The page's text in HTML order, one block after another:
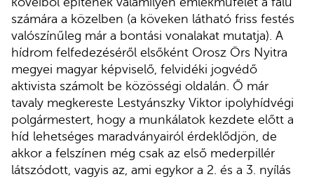
számára a közelben (a köveken látható friss festés
valószínűleg már a bontási vonalakat mutatja). A
hídrom felfedezéséről elsőként Orosz Örs Nyitra
megyei magyar képviselő, felvidéki jogvédő
aktivista számolt be közösségi oldalán. Ő már
tavaly megkereste Lestyánszky Viktor ipolyhídvégi
polgármestert, hogy a munkálatok kezdete előtt a
híd lehetséges maradványairól érdeklődjön, de
akkor a felszínen még csak az első mederpillér
látszódott, vagyis az, ami egykor a 2. és a 3. nyílás